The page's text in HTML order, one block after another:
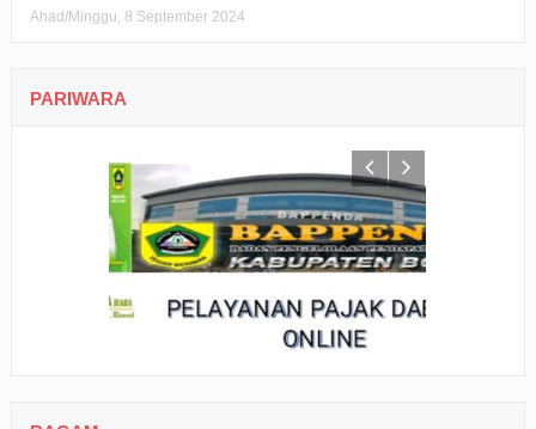
Ahad/Minggu, 8 September 2024
PARIWARA